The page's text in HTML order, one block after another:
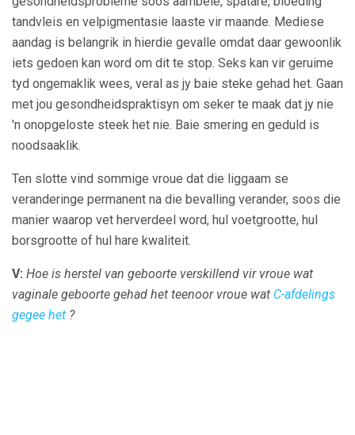
tandvleis en velpigmentasie laaste vir maande. Mediese
aandag is belangrik in hierdie gevalle omdat daar gewoonlik
iets gedoen kan word om dit te stop. Seks kan vir geruime
tyd ongemaklik wees, veral as jy baie steke gehad het. Gaan
met jou gesondheidspraktisyn om seker te maak dat jy nie
'n onopgeloste steek het nie. Baie smering en geduld is
noodsaaklik.
Ten slotte vind sommige vroue dat die liggaam se
veranderinge permanent na die bevalling verander, soos die
manier waarop vet herverdeel word, hul voetgrootte, hul
borsgrootte of hul hare kwaliteit.
V: Hoe is herstel van geboorte verskillend vir vroue wat
vaginale geboorte gehad het teenoor vroue wat C-afdelings
gegee het ?